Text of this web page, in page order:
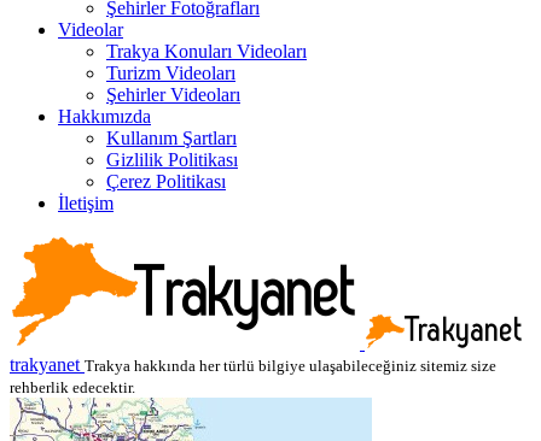
Şehirler Fotoğrafları
Videolar
Trakya Konuları Videoları
Turizm Videoları
Şehirler Videoları
Hakkımızda
Kullanım Şartları
Gizlilik Politikası
Çerez Politikası
İletişim
trakyanet Trakya hakkında her türlü bilgiye ulaşabileceğiniz sitemiz size
rehberlik edecektir.